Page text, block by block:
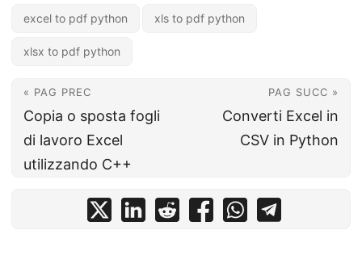
excel to pdf python xls to pdf python
xlsx to pdf python
« PAG PREC
Copia o sposta fogli
di lavoro Excel
utilizzando C++
PAG SUCC »
Converti Excel in
CSV in Python